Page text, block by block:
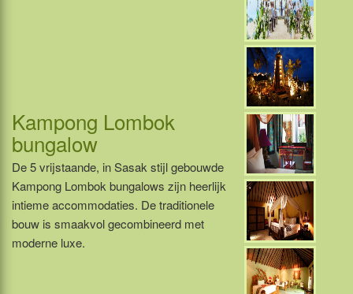
Kampong Lombok
bungalow
De 5 vrijstaande, in Sasak stijl gebouwde
Kampong Lombok bungalows zijn heerlijk
intieme accommodaties. De traditionele
bouw is smaakvol gecombineerd met
moderne luxe.